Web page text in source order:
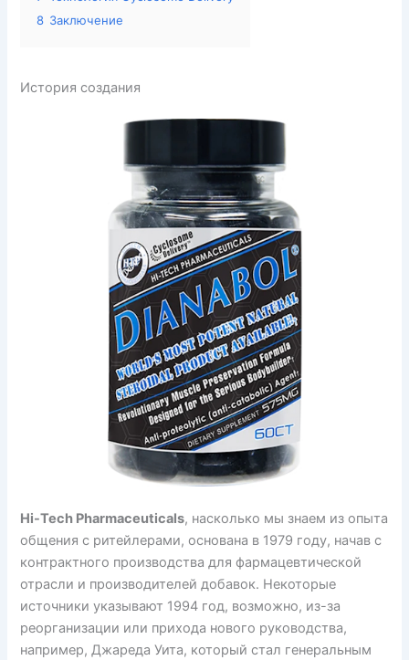
8 Заключение
История создания
Hi-Tech Pharmaceuticals, насколько мы знаем из опыта
общения с ритейлерами, основана в 1979 году, начав с
контрактного производства для фармацевтической
отрасли и производителей добавок. Некоторые
источники указывают 1994 год, возможно, из-за
реорганизации или прихода нового руководства,
например, Джареда Уита, который стал генеральным